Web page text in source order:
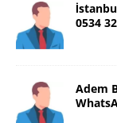
0534
Adem